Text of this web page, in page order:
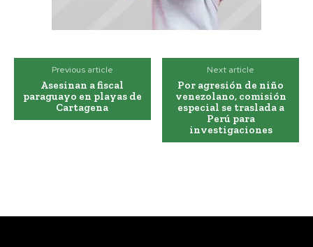
Previous article
Asesinan a fiscal
paraguayo en playas de
Cartagena
Next article
Por agresión de niño
venezolano, comisión
especial se traslada a
Perú para
investigaciones